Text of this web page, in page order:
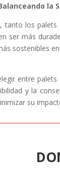
la
tanto los
ser más
sostenibles
entre
y la
su